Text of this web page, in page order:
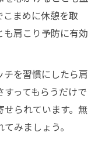
まめに休憩を取
も肩こり予防に有効
を習慣にしたら肩
ってもらうだけで
られています。無
みましょう。